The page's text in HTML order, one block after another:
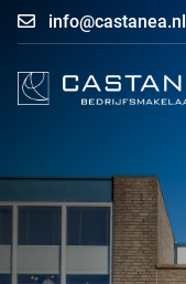
info@castanea.nl